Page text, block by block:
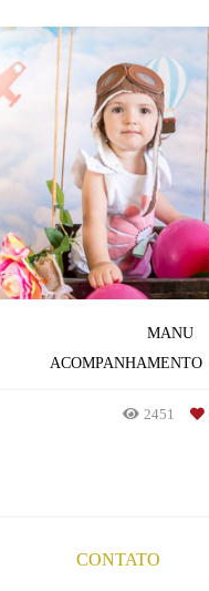
MANU
ACOMPANHAMENTO
2451
CONTATO